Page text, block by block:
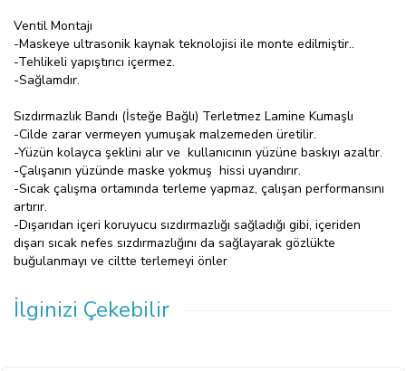
Ventil Montajı
-Maskeye ultrasonik kaynak teknolojisi ile monte edilmiştir..
-Tehlikeli yapıştırıcı içermez.
-Sağlamdır.
Sızdırmazlık Bandı (İsteğe Bağlı) Terletmez Lamine Kumaşlı
-Cilde zarar vermeyen yumuşak malzemeden üretilir.
-Yüzün kolayca şeklini alır ve kullanıcının yüzüne baskıyı azaltır.
-Çalışanın yüzünde maske yokmuş hissi uyandırır.
-Sıcak çalışma ortamında terleme yapmaz, çalışan performansını
artırır.
-Dışarıdan içeri koruyucu sızdırmazlığı sağladığı gibi, içeriden
dışarı sıcak nefes sızdırmazlığını da sağlayarak gözlükte
buğulanmayı ve ciltte terlemeyi önler
İlginizi Çekebilir